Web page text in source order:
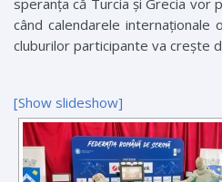
când calendarele internaționale
cluburilor participante va crește
[Show slideshow]